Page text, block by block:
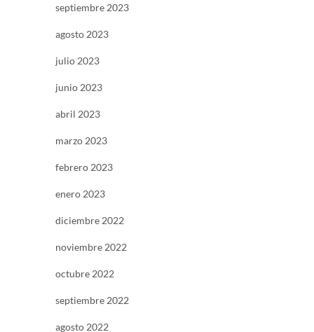
septiembre 2023
agosto 2023
julio 2023
junio 2023
abril 2023
marzo 2023
febrero 2023
enero 2023
diciembre 2022
noviembre 2022
octubre 2022
septiembre 2022
agosto 2022